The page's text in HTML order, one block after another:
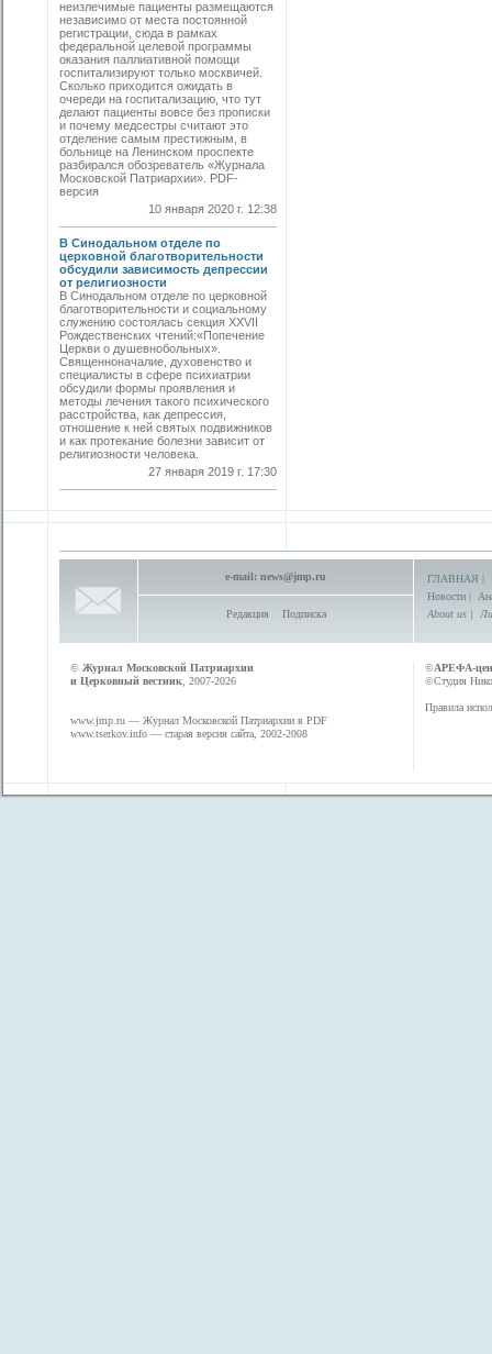
неизлечимые пациенты размещаются
независимо от места постоянной
регистрации, сюда в рамках
федеральной целевой программы
оказания паллиативной помощи
госпитализируют только москвичей.
Сколько приходится ожидать в
очереди на госпитализацию, что тут
делают пациенты вовсе без прописки
и почему медсестры считают это
отделение самым престижным, в
больнице на Ленинском проспекте
разбирался обозреватель «Журнала
Московской Патриархии». PDF-
версия
10 января 2020 г. 12:38
В Синодальном отделе по
церковной благотворительности
обсудили зависимость депрессии
от религиозности
В Синодальном отделе по церковной
благотворительности и социальному
служению состоялась секция XXVII
Рождественских чтений:«Попечение
Церкви о душевнобольных».
Священноначалие, духовенство и
специалисты в сфере психиатрии
обсудили формы проявления и
методы лечения такого психического
расстройства, как депрессия,
отношение к ней святых подвижников
и как протекание болезни зависит от
религиозности человека.
27 января 2019 г. 17:30
e-mail: news@jmp.ru
Редакция Подписка
ГЛАВНАЯ |
Новости |
About us |
© Журнал Московской Патриархии
и Церковный вестник , 2007-2026
www.jmp.ru — Журнал Московской Патриархии в PDF
www.tserkov.info — старая версия сайта, 2002-2008
©АРЕФА-
©Студия
Правила